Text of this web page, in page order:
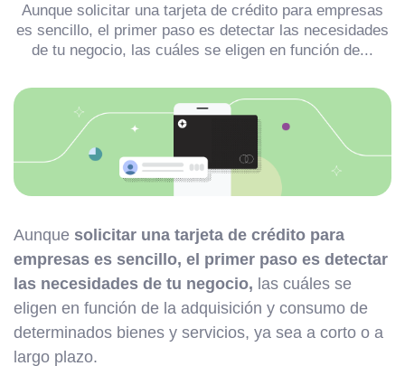
Aunque solicitar una tarjeta de crédito para empresas
es sencillo, el primer paso es detectar las necesidades
de tu negocio, las cuáles se eligen en función de...
Aunque solicitar una tarjeta de crédito para
empresas es sencillo, el primer paso es detectar
las necesidades de tu negocio, las cuáles se
eligen en función de la adquisición y consumo de
determinados bienes y servicios, ya sea a corto o a
largo plazo.